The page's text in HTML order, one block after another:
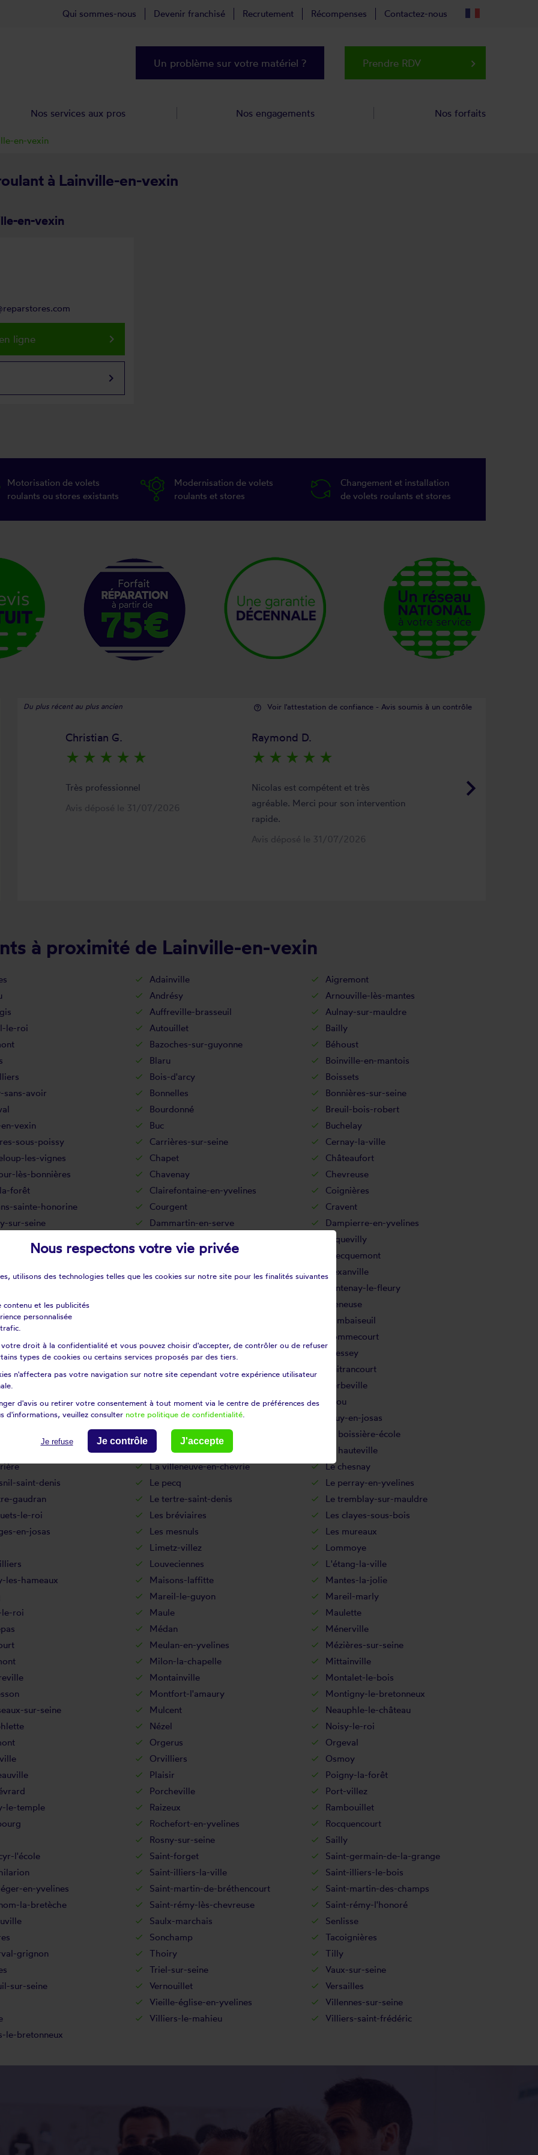
à Lainville-en-vexin
en-vexin
ligne keyboard_arrow_right
keyboard_arrow_right
Motorisation de volets
roulants ou stores existants
Modernisation de volets
roulants et stores
Changement et installation
de volets roulants et stores
Du plus récent au plus ancien help_outline Voir l'attestation de confiance - Avis soumis à un contrôle
keyboard_arrow_right
Christian G.
star_rate star_rate star_rate star_rate star_rate
Très professionnel
Avis déposé le 31/07/2026
Raymond D.
star_rate star_rate star_rate star_rate star_rate
Nicolas est compétent et très
agréable. Merci pour son intervention
rapide.
Avis déposé le 31/07/2026
à proximité de Lainville-en-vexin
Adainville
Aigremont
Andrésy
Arnouville-lès-mantes
Auffreville-brasseuil
Aulnay-sur-mauldre
le-roi Autouillet
Bailly
Bazoches-sur-guyonne
Béhoust
Blaru
Boinville-en-mantois
Bois-d'arcy
Boissets
sans-avoir Bonnelles
Bonnières-sur-seine
Bourdonné
Breuil-bois-robert
vexin Buc
Buchelay
sous-poissy Carrières-sur-seine
Cernay-la-ville
les-vignes Chapet
Châteaufort
lès-bonnières Chavenay
Chevreuse
forêt Clairefontaine-en-yvelines
Coignières
sainte-honorine Courgent
Cravent
sur-seine Dammartin-en-serve
Dampierre-en-yvelines
Ecquevilly
Épône
Évecquemont
Flacourt
Flexanville
Fontenay-le-fleury
saint-père
Freneuse
Gambaiseuil
Gommecourt
Grandchamp
Gressey
Guerville
Guitrancourt
Herbeville
Houilles
Issou
Jouars-pontchartrain
Jouy-en-josas
Juziers
La boissière-école
La falaise
La hauteville
La villeneuve-en-chevrie
Le chesnay
saint-denis Le pecq
Le perray-en-yvelines
gaudran Le tertre-saint-denis
Le tremblay-sur-mauldre
le-roi Les bréviaires
Les clayes-sous-bois
en-josas Les mesnuls
Les mureaux
Limetz-villez
Lommoye
Louveciennes
L'étang-la-ville
les-hameaux Maisons-laffitte
Mantes-la-jolie
Mareil-le-guyon
Mareil-marly
roi Maule
Maulette
Médan
Ménerville
Meulan-en-yvelines
Mézières-sur-seine
Milon-la-chapelle
Mittainville
Montainville
Montalet-le-bois
Montfort-l'amaury
Montigny-le-bretonneux
sur-seine Mulcent
Neauphle-le-château
Nézel
Noisy-le-roi
Orgerus
Orgeval
Orvilliers
Osmoy
Plaisir
Poigny-la-forêt
Porcheville
Port-villez
le-temple Raizeux
Rambouillet
Rochefort-en-yvelines
Rocquencourt
Rosny-sur-seine
Sailly
l'école Saint-forget
Saint-germain-de-la-grange
Saint-illiers-la-ville
Saint-illiers-le-bois
en-yvelines Saint-martin-de-bréthencourt
Saint-martin-des-champs
la-bretèche Saint-rémy-lès-chevreuse
Saint-rémy-l'honoré
Saulx-marchais
Senlisse
Sonchamp
Tacoignières
grignon Thoiry
Tilly
Triel-sur-seine
Vaux-sur-seine
sur-seine Vernouillet
Versailles
Vieille-église-en-yvelines
Villennes-sur-seine
Villiers-le-mahieu
Villiers-saint-frédéric
le-bretonneux
en-vexin
Qui sommes-nous Devenir franchisé Recrutement Récompenses Contactez-nous
Un problème sur votre matériel ? Prendre RDV keyboard_arrow_right
Nos services aux pros Nos engagements Nos forfaits
Nous respectons votre vie privée
utilisons des technologies telles que les cookies sur notre site pour les finalités suivantes
contenu et les publicités
personnalisée
votre droit à la confidentialité et vous pouvez choisir d'accepter, de contrôler ou de refuser
types de cookies ou certains services proposés par des tiers.
n'affectera pas votre navigation sur notre site cependant votre expérience utilisateur
d'avis ou retirer votre consentement à tout moment via le centre de préférences des
d'informations, veuillez consulter notre politique de confidentialité
Je refuse Je contrôle J'accepte